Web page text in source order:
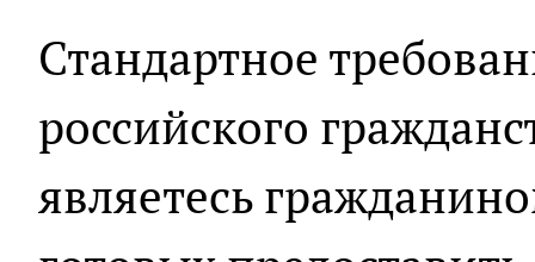
Стандартное
российского
являетесь